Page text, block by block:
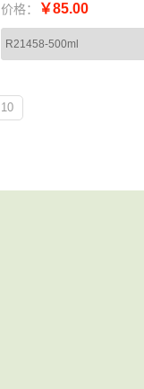
价格： ￥85.00
10